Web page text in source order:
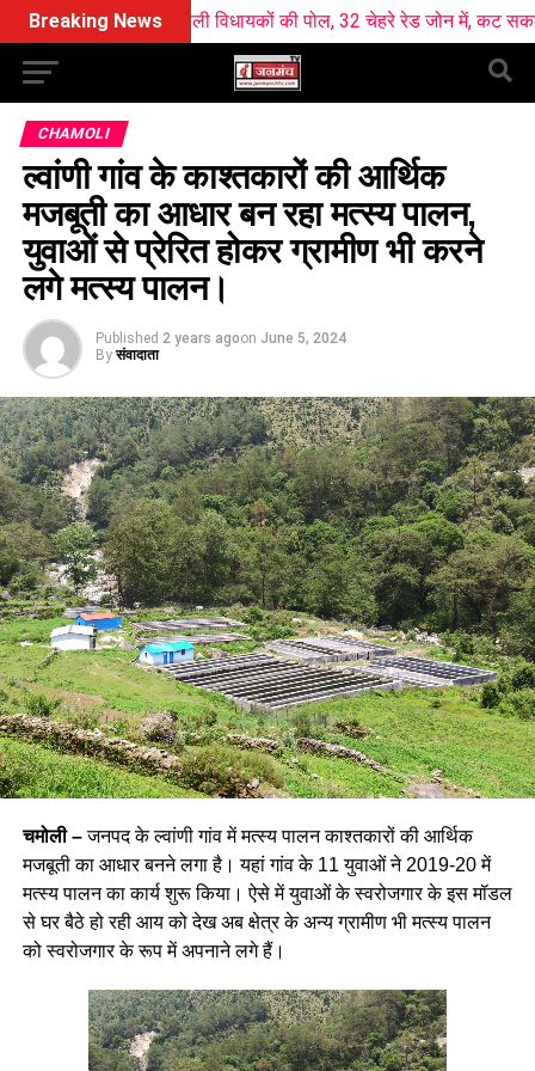
Breaking News
ने खोली विधायकों की पोल, 32 चेहरे रेड जोन में, कट सकता है कई का
CHAMOLI
ल्वांणी गांव के काश्तकारों की आर्थिक
मजबूती का आधार बन रहा मत्स्य पालन,
युवाओं से प्रेरित होकर ग्रामीण भी करने
लगे मत्स्य पालन।
Published 2 years agoon June 5, 2024
By संवादाता
चमोली –जनपद के ल्वांणी गांव में मत्स्य पालन काश्तकारों की आर्थिक
मजबूती का आधार बनने लगा है। यहां गांव के 11 युवाओं ने 2019-20 में
मत्स्य पालन का कार्य शुरू किया। ऐसे में युवाओं के स्वरोजगार के इस मॉडल
से घर बैठे हो रही आय को देख अब क्षेत्र के अन्य ग्रामीण भी मत्स्य पालन
को स्वरोजगार के रूप में अपनाने लगे हैं।